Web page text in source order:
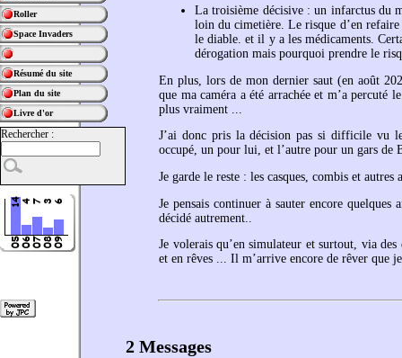
Roller
Space Invaders
Résumé du site
Plan du site
Livre d'or
Rechercher :
La troisième décisive : un infarctus du
loin du cimetière. Le risque d’en
le diable. et il y a les médicaments.
dérogation mais pourquoi prendre le
En plus, lors de mon dernier saut (en août
que ma caméra a été arrachée et m’a
plus vraiment ...
J’ai donc pris la décision pas si difficile vu
occupé, un pour lui, et l’autre pour un gars de
Je garde le reste : les casques, combis et
Je pensais continuer à sauter encore
décidé autrement..
Je volerais qu’en simulateur et surtout, via
et en rêves ... Il m’arrive encore de rêver que
2 Messages